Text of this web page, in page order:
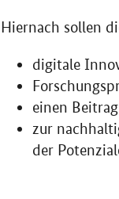
Hiernach sollen
digitale
einen
zur
der